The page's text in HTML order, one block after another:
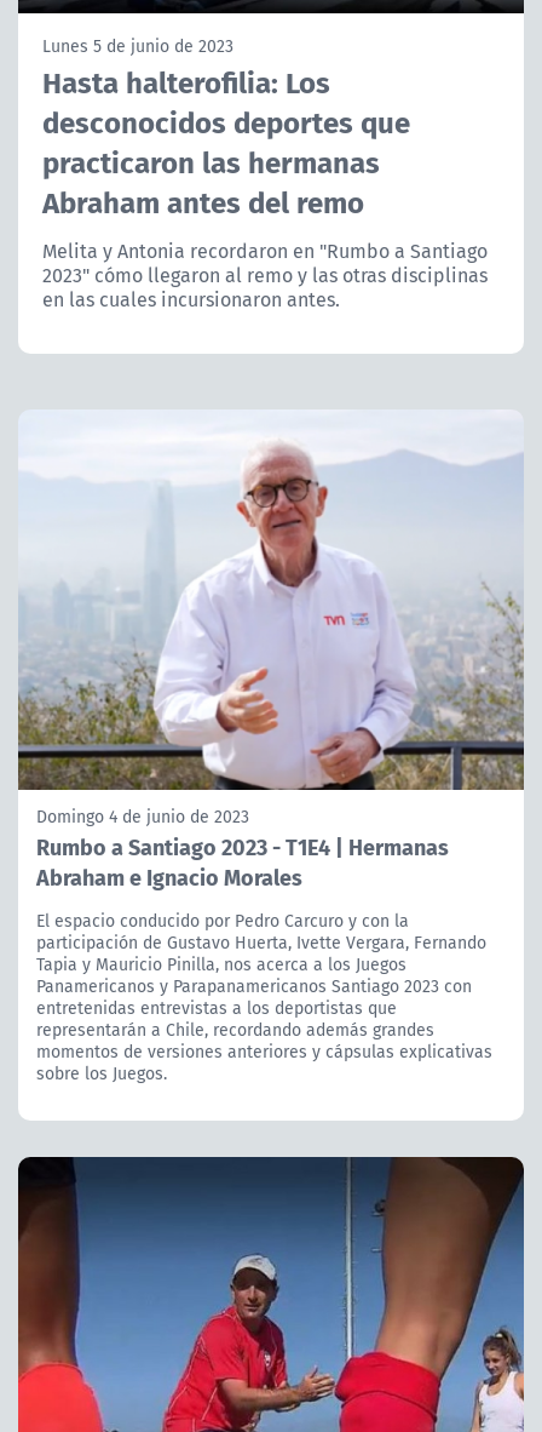
ACTUALIDAD Y TENDENCIAS
CORPORATIVO Y TRANSPARENCIA
ÁREA DE PROYECTOS
Lunes 5 de junio de 2023
Hasta halterofilia: Los
desconocidos deportes que
practicaron las hermanas
Abraham antes del remo
Melita y Antonia recordaron en "Rumbo a Santiago
2023" cómo llegaron al remo y las otras disciplinas
en las cuales incursionaron antes.
Domingo 4 de junio de 2023
Rumbo a Santiago 2023 - T1E4 | Hermanas
Abraham e Ignacio Morales
El espacio conducido por Pedro Carcuro y con la
participación de Gustavo Huerta, Ivette Vergara, Fernando
Tapia y Mauricio Pinilla, nos acerca a los Juegos
Panamericanos y Parapanamericanos Santiago 2023 con
entretenidas entrevistas a los deportistas que
representarán a Chile, recordando además grandes
momentos de versiones anteriores y cápsulas explicativas
sobre los Juegos.